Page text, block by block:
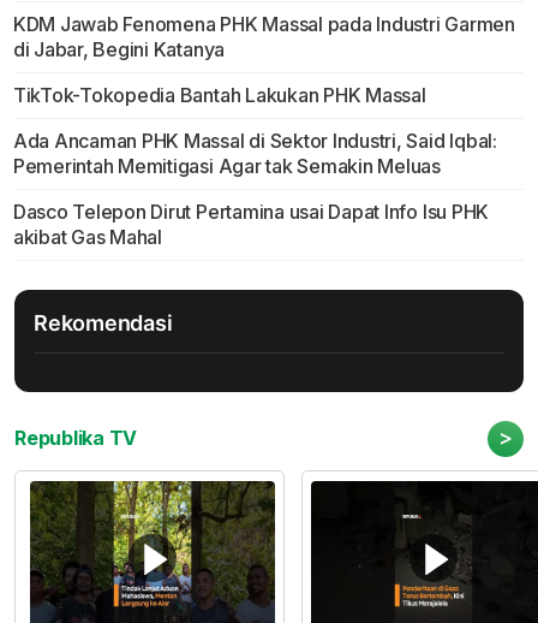
KDM Jawab Fenomena PHK Massal pada Industri Garmen
di Jabar, Begini Katanya
TikTok-Tokopedia Bantah Lakukan PHK Massal
Ada Ancaman PHK Massal di Sektor Industri, Said Iqbal:
Pemerintah Memitigasi Agar tak Semakin Meluas
Dasco Telepon Dirut Pertamina usai Dapat Info Isu PHK
akibat Gas Mahal
Rekomendasi
Republika TV >